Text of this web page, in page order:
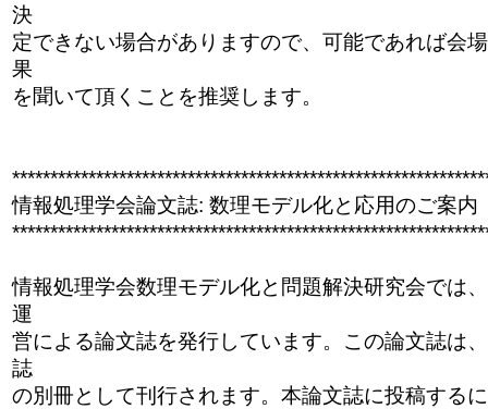
決
定できない場合がありますので、可能であれば会
果
を聞いて頂くことを推奨します。
************************************************************
情報処理学会論文誌: 数理モデル化と応用のご案内
************************************************************
情報処理学会数理モデル化と問題解決研究会では
運
営による論文誌を発行しています。この論文誌は
誌
の別冊として刊行されます。本論文誌に投稿する